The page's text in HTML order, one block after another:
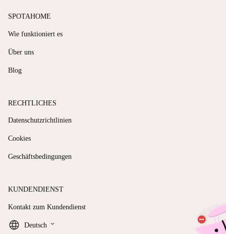
SPOTAHOME
Wie funktioniert es
Über uns
Blog
RECHTLICHES
Datenschutzrichtlinien
Cookies
Geschäftsbedingungen
KUNDENDIENST
Kontakt zum Kundendienst
Deutsch keyboard_arrow_down